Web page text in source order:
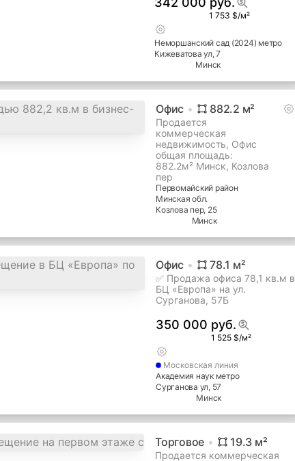
1 753 $/м²
Неморшанский сад (2024) метро
Кижеватова ул, 7
Минск
Офис 882.2 м²
Продается
коммерческая
недвижимость, Офис
общая площадь:
882.2м² Минск, Козлова
пер
Первомайский район
Минская обл.
Козлова пер, 25
Минск
Офис 78.1 м²
✅ Продажа офиса 78,1 кв.м в
БЦ «Европа» на ул.
Сурганова, 57Б
350 000 руб.
1 525 $/м²
Московская линия
Академия наук метро
Сурганова ул, 57
Минск
Торговое 19.3 м²
Продается коммерческая